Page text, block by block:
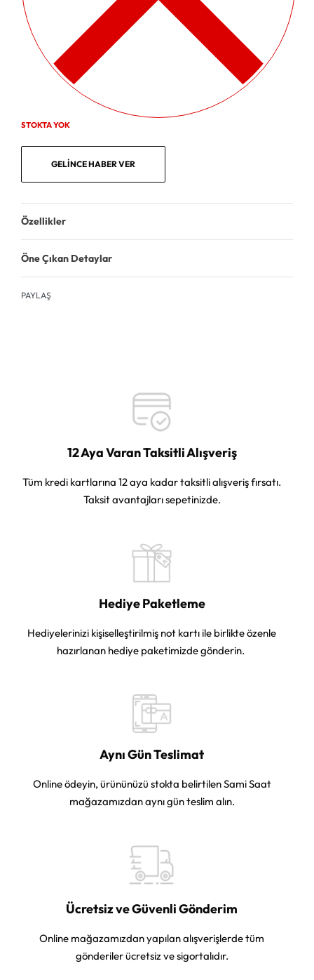
STOKTA YOK
GELINCE HABER VER
Özellikler
Öne Çıkan Detaylar
PAYLAŞ
12 Aya Varan Taksitli Alışveriş
Tüm kredi kartlarına 12 aya kadar taksitli alışveriş fırsatı.
Taksit avantajları sepetinizde.
Hediye Paketleme
Hediyelerinizi kişiselleştirilmiş not kartı ile birlikte özenle
hazırlanan hediye paketimizde gönderin.
Aynı Gün Teslimat
Online ödeyin, ürününüzü stokta belirtilen Sami Saat
mağazamızdan aynı gün teslim alın.
Ücretsiz ve Güvenli Gönderim
Online mağazamızdan yapılan alışverişlerde tüm
gönderiler ücretsiz ve sigortalıdır.